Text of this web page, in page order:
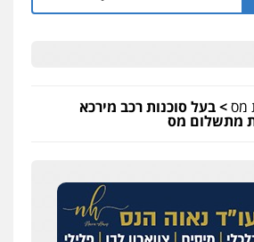
מס>בעל סוכנות רכב מירכא
מתשלום מס